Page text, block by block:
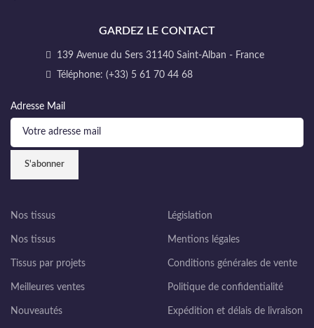
GARDEZ LE CONTACT
139 Avenue du Sers 31140 Saint-Alban - France
Téléphone: (+33) 5 61 70 44 68
Adresse Mail
Nos tissus
Nos tissus
Tissus par projets
Meilleures ventes
Nouveautés
Législation
Mentions légales
Conditions générales de vente
Politique de confidentialité
Expédition et délais de livraison